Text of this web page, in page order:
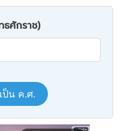
ศักราช)
ป็น ค.ศ.